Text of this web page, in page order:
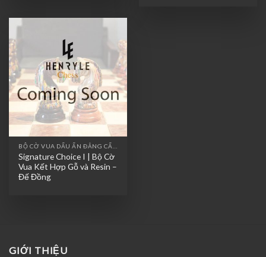
Signature Choice I | Bộ Cờ
Vua Kết Hợp Gỗ và Resin –
Đế Đồng
GIỚI THIỆU